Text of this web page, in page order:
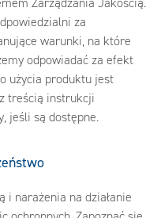
Zarządzania Jakością.
za
warunki, na które
odpowiadać za efekt
użycia produktu jest
treścią instrukcji
jeśli są dostępne.
i narażenia na działanie